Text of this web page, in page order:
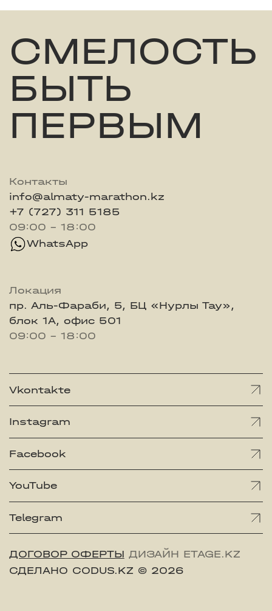
СМЕЛОСТЬ
БЫТЬ
ПЕРВЫМ
Контакты
info@almaty-marathon.kz
+7 (727) 311 5185
09:00 - 18:00
WhatsApp
Локация
пр. Аль-Фараби, 5, БЦ «Нурлы Тау»,
блок 1А, офис 501
09:00 - 18:00
Vkontakte
Instagram
Facebook
YouTube
Telegram
ДОГОВОР ОФЕРТЫ ДИЗАЙН ETAGE.KZ
СДЕЛАНО CODUS.KZ © 2026